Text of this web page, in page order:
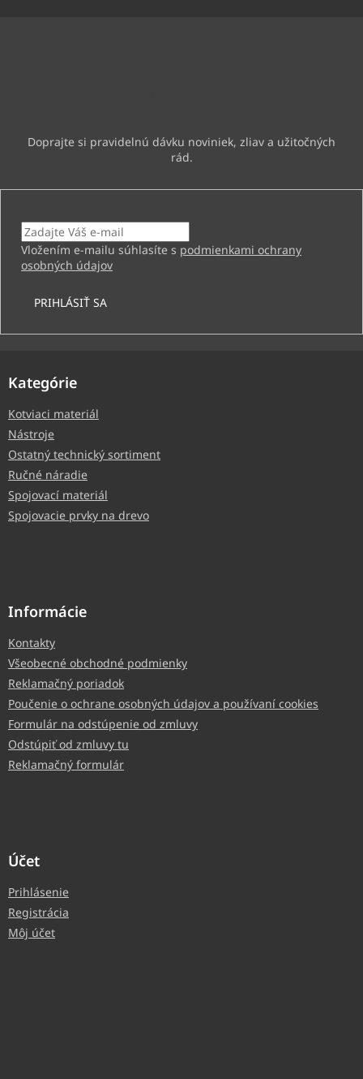
Vložením e-mailu súhlasíte s podmienkami ochrany
osobných údajov
PRIHLÁSIŤ SA
Kategórie
Kotviaci materiál
Nástroje
Ostatný technický sortiment
Ručné náradie
Spojovací materiál
Spojovacie prvky na drevo
Informácie
Kontakty
Všeobecné obchodné podmienky
Reklamačný poriadok
Poučenie o ochrane osobných údajov a používaní cookies
Formulár na odstúpenie od zmluvy
Odstúpiť od zmluvy tu
Reklamačný formulár
Účet
Prihlásenie
Registrácia
Môj účet